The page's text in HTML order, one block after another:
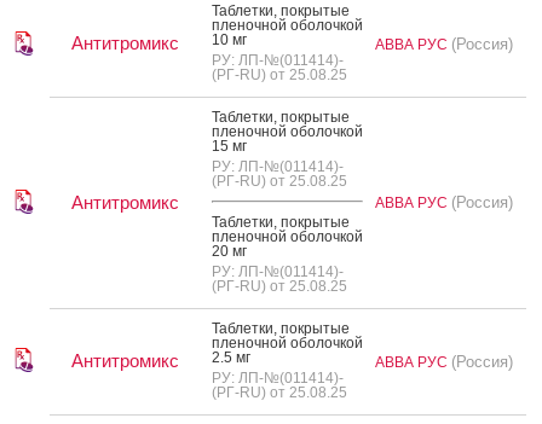
Антитромикс
Таб­летки, пок­ры­тые
пле­ноч­ной обо­лоч­кой
10 мг
РУ: ЛП-№(011414)-
(РГ-RU) от 25.08.25
АВВА РУС (Россия)
Антитромикс
Таб­летки, пок­ры­тые
пле­ноч­ной обо­лоч­кой
15 мг
РУ: ЛП-№(011414)-
(РГ-RU) от 25.08.25
Таб­летки, пок­ры­тые
пле­ноч­ной обо­лоч­кой
20 мг
РУ: ЛП-№(011414)-
(РГ-RU) от 25.08.25
АВВА РУС (Россия)
Антитромикс
Таб­летки, пок­ры­тые
пле­ноч­ной обо­лоч­кой
2.5 мг
РУ: ЛП-№(011414)-
(РГ-RU) от 25.08.25
АВВА РУС (Россия)